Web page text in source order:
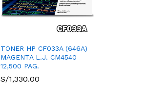
TONER HP CF033A (646A)
MAGENTA L.J. CM4540
12,500 PAG.
S/1,330.00